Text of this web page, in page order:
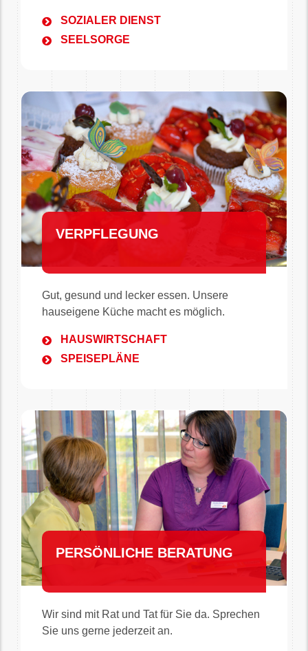
SOZIALER DIENST
SEELSORGE
VERPFLEGUNG
Gut, gesund und lecker essen. Unsere
hauseigene Küche macht es möglich.
HAUSWIRTSCHAFT
SPEISEPLÄNE
PERSÖNLICHE BERATUNG
Wir sind mit Rat und Tat für Sie da. Sprechen
Sie uns gerne jederzeit an.